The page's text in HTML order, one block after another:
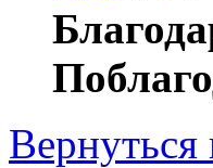
Вернуться